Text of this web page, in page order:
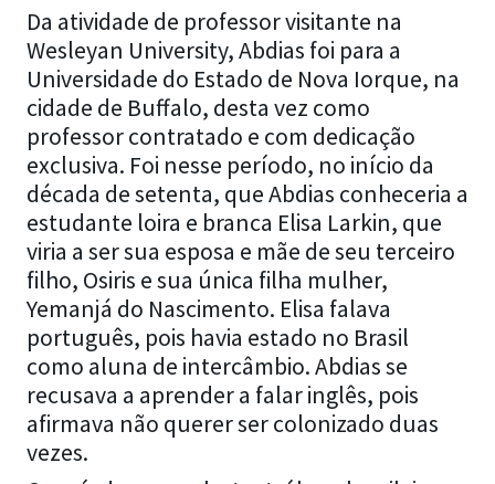
Da atividade de professor visitante na
Wesleyan University, Abdias foi para a
Universidade do Estado de Nova Iorque, na
cidade de Buffalo, desta vez como
professor contratado e com dedicação
exclusiva. Foi nesse período, no início da
década de setenta, que Abdias conheceria a
estudante loira e branca Elisa Larkin, que
viria a ser sua esposa e mãe de seu terceiro
filho, Osiris e sua única filha mulher,
Yemanjá do Nascimento. Elisa falava
português, pois havia estado no Brasil
como aluna de intercâmbio. Abdias se
recusava a aprender a falar inglês, pois
afirmava não querer ser colonizado duas
vezes.